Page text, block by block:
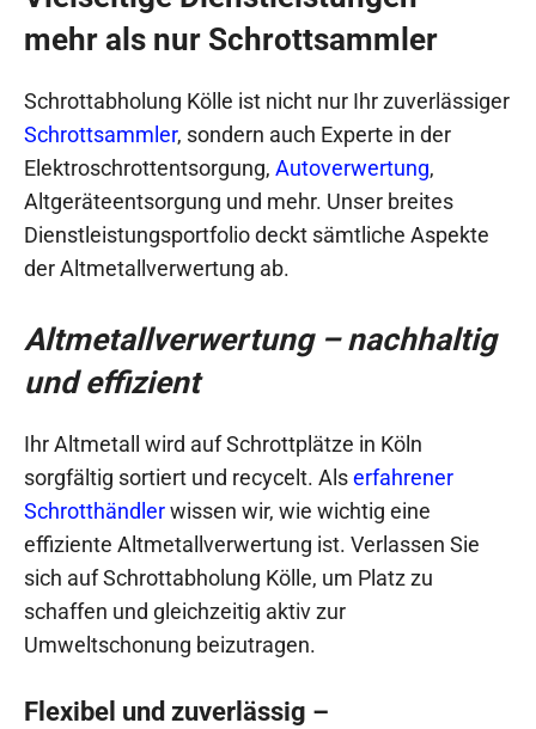
mehr als nur Schrottsammler
Schrottabholung Kölle ist nicht nur Ihr zuverlässiger
Schrottsammler, sondern auch Experte in der
Elektroschrottentsorgung, Autoverwertung,
Altgeräteentsorgung und mehr. Unser breites
Dienstleistungsportfolio deckt sämtliche Aspekte
der Altmetallverwertung ab.
Altmetallverwertung – nachhaltig
und effizient
Ihr Altmetall wird auf Schrottplätze in Köln
sorgfältig sortiert und recycelt. Alserfahrener
Schrotthändlerwissen wir, wie wichtig eine
effiziente Altmetallverwertung ist. Verlassen Sie
sich auf Schrottabholung Kölle, um Platz zu
schaffen und gleichzeitig aktiv zur
Umweltschonung beizutragen.
Flexibel und zuverlässig –